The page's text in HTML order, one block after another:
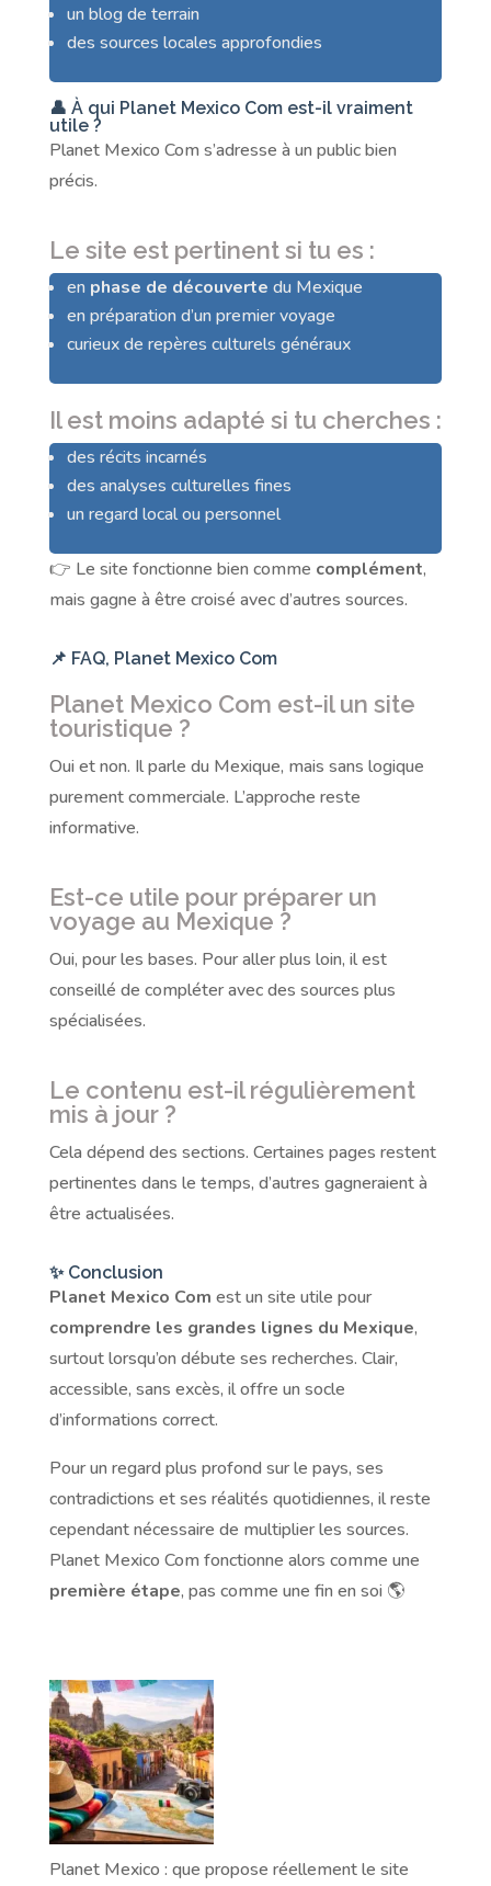
un blog de terrain
des sources locales approfondies
👤 À qui Planet Mexico Com est-il vraiment
utile ?
Planet Mexico Com s’adresse à un public bien
précis.
Le site est pertinent si tu es :
en phase de découverte du Mexique
en préparation d’un premier voyage
curieux de repères culturels généraux
Il est moins adapté si tu cherches :
des récits incarnés
des analyses culturelles fines
un regard local ou personnel
👉 Le site fonctionne bien comme complément,
mais gagne à être croisé avec d’autres sources.
📌 FAQ, Planet Mexico Com
Planet Mexico Com est-il un site
touristique ?
Oui et non. Il parle du Mexique, mais sans logique
purement commerciale. L’approche reste
informative.
Est-ce utile pour préparer un
voyage au Mexique ?
Oui, pour les bases. Pour aller plus loin, il est
conseillé de compléter avec des sources plus
spécialisées.
Le contenu est-il régulièrement
mis à jour ?
Cela dépend des sections. Certaines pages restent
pertinentes dans le temps, d’autres gagneraient à
être actualisées.
✨ Conclusion
Planet Mexico Com est un site utile pour
comprendre les grandes lignes du Mexique,
surtout lorsqu’on débute ses recherches. Clair,
accessible, sans excès, il offre un socle
d’informations correct.
Pour un regard plus profond sur le pays, ses
contradictions et ses réalités quotidiennes, il reste
cependant nécessaire de multiplier les sources.
Planet Mexico Com fonctionne alors comme une
première étape, pas comme une fin en soi 🌎
Planet Mexico : que propose réellement le site